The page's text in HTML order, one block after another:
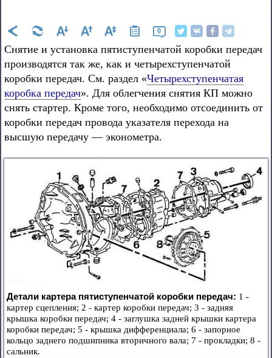
0
Снятие и установка пятиступенчатой коробки передач
производятся так же, как и четырехступенчатой
коробки передач. См. раздел «Четырехступенчатая
коробка передач». Для облегчения снятия КП можно
снять стартер. Кроме того, необходимо отсоединить от
коробки передач провода указателя перехода на
высшую передачу — эконометра.
Детали картера пятиступенчатой коробки передач: 1 -
картер сцепления; 2 - картер коробки передач; 3 - задняя
крышка коробки передач; 4 - заглушка задней крышки картера
коробки передач; 5 - крышка дифференциала; 6 - запорное
кольцо заднего подшипника вторичного вала; 7 - прокладки; 8 -
сальник.